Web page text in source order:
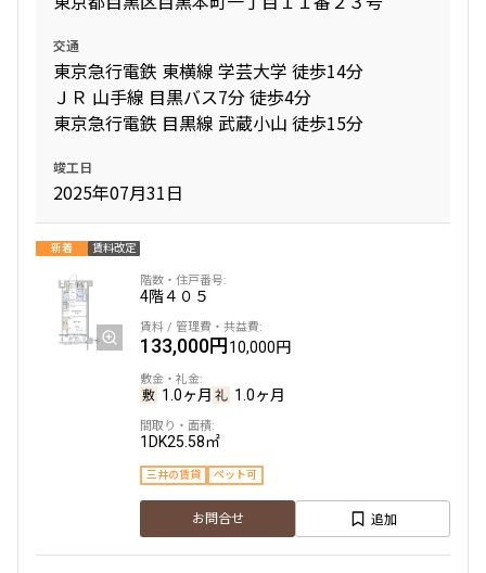
1R〜1K
1DK〜1LDK
2LDK
4LDK〜
専有面積
築年数
指定なし
1年以内
3年以内
5年以内
10年以内
30年以内
1分以内
5分以内
交通
東京急行電鉄 東横線 学芸大学 徒歩14分
ＪＲ 山手線 目黒バス7分 徒歩4分
東京急行電鉄 目黒線 武蔵小山 徒歩15分
竣工日
2025年07月31日
新着 賃料改定
4階４０５
133,000円10,000円
1.0ヶ月 1.0ヶ月
1DK25.58㎡
三井の賃貸 ペット可
お問合せ 追加